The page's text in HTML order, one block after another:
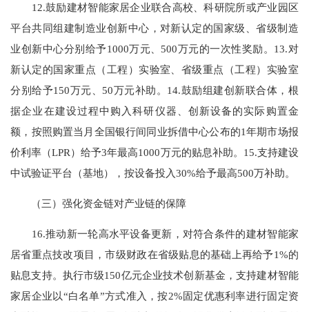
12.鼓励建材智能家居企业联合高校、科研院所或产业园区
平台共同组建制造业创新中心，对新认定的国家级、省级制造
业创新中心分别给予1000万元、500万元的一次性奖励。13.对
新认定的国家重点（工程）实验室、省级重点（工程）实验室
分别给予150万元、50万元补助。14.鼓励组建创新联合体，根
据企业在建设过程中购入科研仪器、创新设备的实际购置金
额，按照购置当月全国银行间同业拆借中心公布的1年期市场报
价利率（LPR）给予3年最高1000万元的贴息补助。15.支持建设
中试验证平台（基地），按设备投入30%给予最高500万补助。
（三）强化资金链对产业链的保障
16.推动新一轮高水平设备更新，对符合条件的建材智能家
居省重点技改项目，市级财政在省级贴息的基础上再给予1%的
贴息支持。执行市级150亿元企业技术创新基金，支持建材智能
家居企业以“白名单”方式准入，按2%固定优惠利率进行固定资